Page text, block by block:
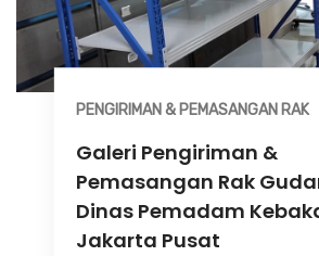
PENGIRIMAN & PEMASANGAN RAK
Galeri Pengiriman &
Pemasangan Rak
Dinas Pemadam
Jakarta Pusat